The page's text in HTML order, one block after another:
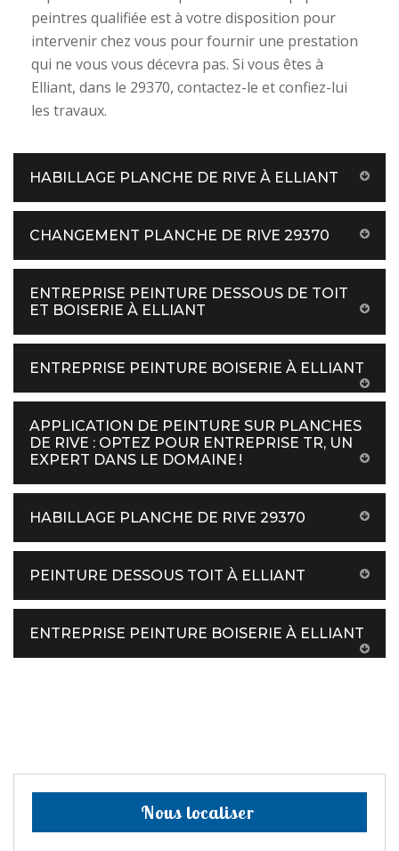
peintres qualifiée est à votre disposition pour
intervenir chez vous pour fournir une prestation
qui ne vous vous décevra pas. Si vous êtes à
Elliant, dans le 29370, contactez-le et confiez-lui
les travaux.
HABILLAGE PLANCHE DE RIVE À ELLIANT
CHANGEMENT PLANCHE DE RIVE 29370
ENTREPRISE PEINTURE DESSOUS DE TOIT
ET BOISERIE À ELLIANT
ENTREPRISE PEINTURE BOISERIE À ELLIANT
APPLICATION DE PEINTURE SUR PLANCHES
DE RIVE : OPTEZ POUR ENTREPRISE TR, UN
EXPERT DANS LE DOMAINE !
HABILLAGE PLANCHE DE RIVE 29370
PEINTURE DESSOUS TOIT À ELLIANT
ENTREPRISE PEINTURE BOISERIE À ELLIANT
Nous localiser